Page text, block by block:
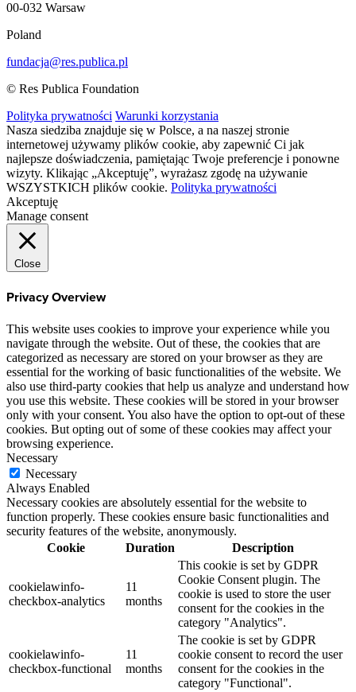
00-032 Warsaw
Poland
fundacja@res.publica.pl
© Res Publica Foundation
Polityka prywatności Warunki korzystania
Nasza siedziba znajduje się w Polsce, a na naszej stronie
internetowej używamy plików cookie, aby zapewnić Ci jak
najlepsze doświadczenia, pamiętając Twoje preferencje i ponowne
wizyty. Klikając „Akceptuję”, wyrażasz zgodę na używanie
WSZYSTKICH plików cookie. Polityka prywatności
Akceptuję
Manage consent
Close
Privacy Overview
This website uses cookies to improve your experience while you
navigate through the website. Out of these, the cookies that are
categorized as necessary are stored on your browser as they are
essential for the working of basic functionalities of the website. We
also use third-party cookies that help us analyze and understand how
you use this website. These cookies will be stored in your browser
only with your consent. You also have the option to opt-out of these
cookies. But opting out of some of these cookies may affect your
browsing experience.
Necessary
Necessary
Always Enabled
Necessary cookies are absolutely essential for the website to
function properly. These cookies ensure basic functionalities and
security features of the website, anonymously.
Cookie
Duration Description
cookielawinfo-
checkbox-analytics
11
months
This cookie is set by GDPR
Cookie Consent plugin. The
cookie is used to store the user
consent for the cookies in the
category "Analytics".
cookielawinfo-
checkbox-functional
11
months
The cookie is set by GDPR
cookie consent to record the user
consent for the cookies in the
category "Functional".